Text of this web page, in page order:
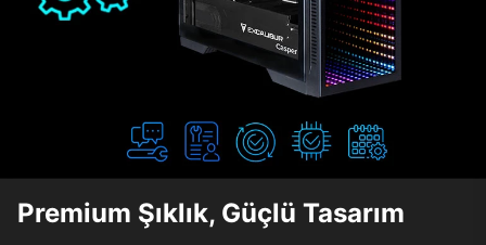
Premium Şıklık, Güçlü Tasarım